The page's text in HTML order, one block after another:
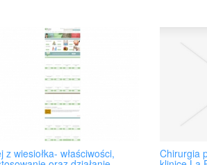
z wiesiołka- właściwości, Chirurgia